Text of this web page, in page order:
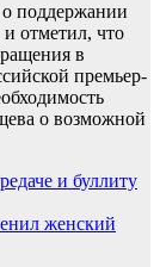
поддержании
и отметил, что
в
премьер-
о возможной
и буллиту
женский